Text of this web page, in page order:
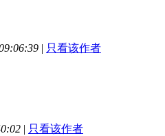
| 只看该作者
| 只看该作者